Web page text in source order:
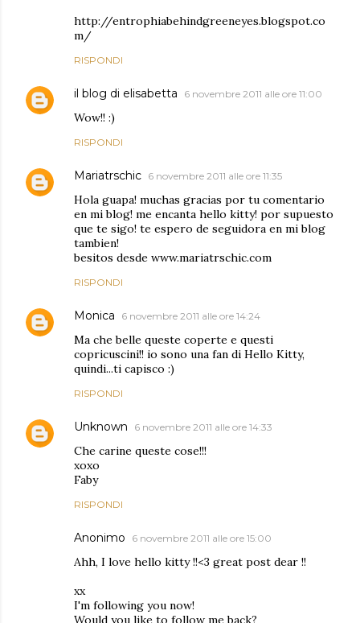
http://entrophiabehindgreeneyes.blogspot.co
m/
RISPONDI
il blog di elisabetta 6 novembre 2011 alle ore 11:00
Wow!! :)
RISPONDI
Mariatrschic 6 novembre 2011 alle ore 11:35
Hola guapa! muchas gracias por tu comentario
en mi blog! me encanta hello kitty! por supuesto
que te sigo! te espero de seguidora en mi blog
tambien!
besitos desde www.mariatrschic.com
RISPONDI
Monica 6 novembre 2011 alle ore 14:24
Ma che belle queste coperte e questi
copricuscini!! io sono una fan di Hello Kitty,
quindi...ti capisco :)
RISPONDI
Unknown 6 novembre 2011 alle ore 14:33
Che carine queste cose!!!
xoxo
Faby
RISPONDI
Anonimo 6 novembre 2011 alle ore 15:00
Ahh, I love hello kitty !!<3 great post dear !!
xx
I'm following you now!
Would you like to follow me back?